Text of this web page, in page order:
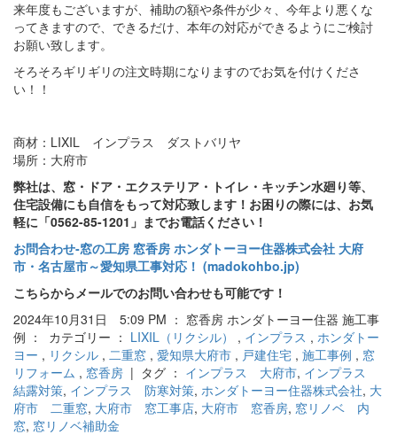
来年度もございますが、補助の額や条件が少々、今年より悪くな
ってきますので、できるだけ、本年の対応ができるようにご検討
お願い致します。
そろそろギリギリの注文時期になりますのでお気を付けくださ
い！！
商材：LIXIL インプラス ダストバリヤ
場所：大府市
弊社は、窓・ドア・エクステリア・トイレ・キッチン水廻り等、
住宅設備にも自信をもって対応致します！お困りの際には、お気
軽に「0562-85-1201」までお電話ください！
お問合わせ‐窓の工房 窓香房 ホンダトーヨー住器株式会社 大府
市・名古屋市～愛知県工事対応！ (madokohbo.jp)
こちらからメールでのお問い合わせも可能です！
2024年10月31日 5:09 PM ： 窓香房 ホンダトーヨー住器 施工事
例 ： カテゴリー ： LIXIL（リクシル） , インプラス , ホンダトー
ヨー , リクシル , 二重窓 , 愛知県大府市 , 戸建住宅 , 施工事例 , 窓
リフォーム , 窓香房 | タグ ： インプラス 大府市, インプラス
結露対策, インプラス 防寒対策, ホンダトーヨー住器株式会社, 大
府市 二重窓, 大府市 窓工事店, 大府市 窓香房, 窓リノベ 内
窓, 窓リノベ補助金